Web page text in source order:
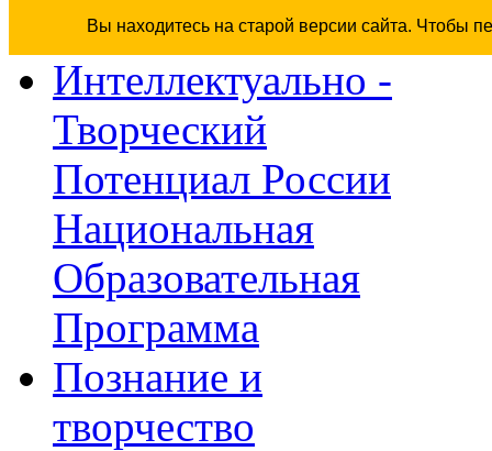
Вы находитесь на старой версии сайта. Чтобы
Интеллектуально -
Творческий
Потенциал России
Национальная
Образовательная
Программа
Познание и
творчество